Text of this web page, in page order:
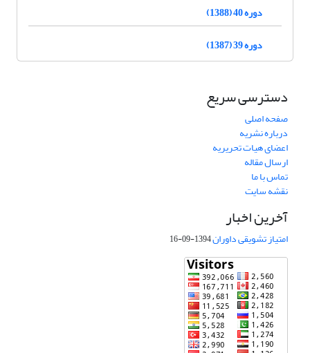
دوره 40 (1388)
دوره 39 (1387)
دسترسی سریع
صفحه اصلی
درباره نشریه
اعضای هیات تحریریه
ارسال مقاله
تماس با ما
نقشه سایت
آخرین اخبار
امتیاز تشویقی داوران1394-09-16